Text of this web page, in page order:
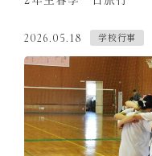
2026.05.18 学校行事